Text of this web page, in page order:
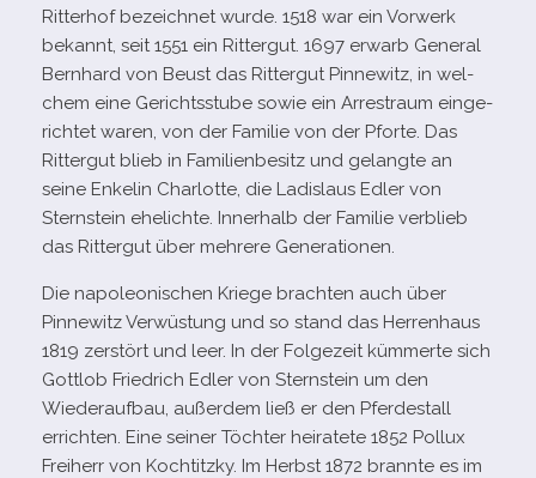
Ritterhof bezeich­net wurde. 1518 war ein Vorwerk
bekannt, seit 1551 ein Rittergut. 1697 erwarb General
Bernhard von Beust das Rittergut Pinnewitz, in wel­
chem eine Gerichtsstube sowie ein Arrestraum ein­ge­
rich­tet waren, von der Familie von der Pforte. Das
Rittergut blieb in Familienbesitz und gelangte an
seine Enkelin Charlotte, die Ladislaus Edler von
Sternstein ehe­lichte. Innerhalb der Familie ver­blieb
das Rittergut über meh­rere Generationen.
Die napo­leo­ni­schen Kriege brach­ten auch über
Pinnewitz Verwüstung und so stand das Herrenhaus
1819 zer­stört und leer. In der Folgezeit küm­merte sich
Gottlob Friedrich Edler von Sternstein um den
Wiederaufbau, außer­dem ließ er den Pferdestall
errich­ten. Eine sei­ner Töchter hei­ra­tete 1852 Pollux
Freiherr von Kochtitzky. Im Herbst 1872 brannte es im